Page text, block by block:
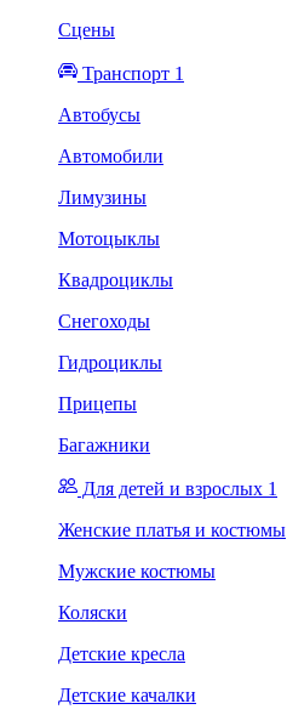
Сцены
Транспорт 1
Автобусы
Автомобили
Лимузины
Мотоцыклы
Квадроциклы
Снегоходы
Гидроциклы
Прицепы
Багажники
Для детей и взрослых 1
Женские платья и костюмы
Мужские костюмы
Коляски
Детские кресла
Детские качалки